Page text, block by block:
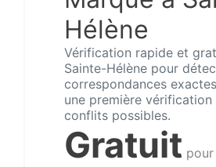
Hélène
Vérification rapide et
Sainte-Hélène pour
correspondances
une première vérification
conflits possibles.
Gratuit pour